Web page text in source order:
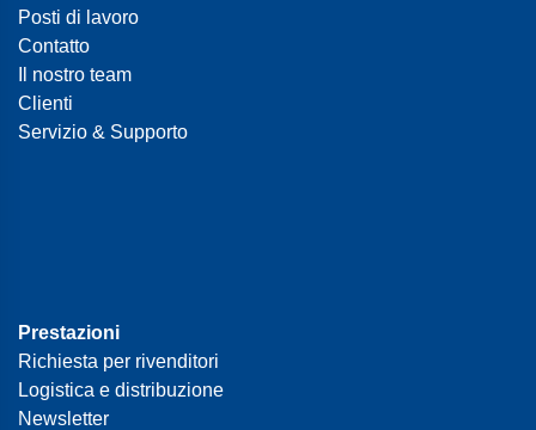
Posti di lavoro
Contatto
Il nostro team
Clienti
Servizio & Supporto
Prestazioni
Richiesta per rivenditori
Logistica e distribuzione
Newsletter